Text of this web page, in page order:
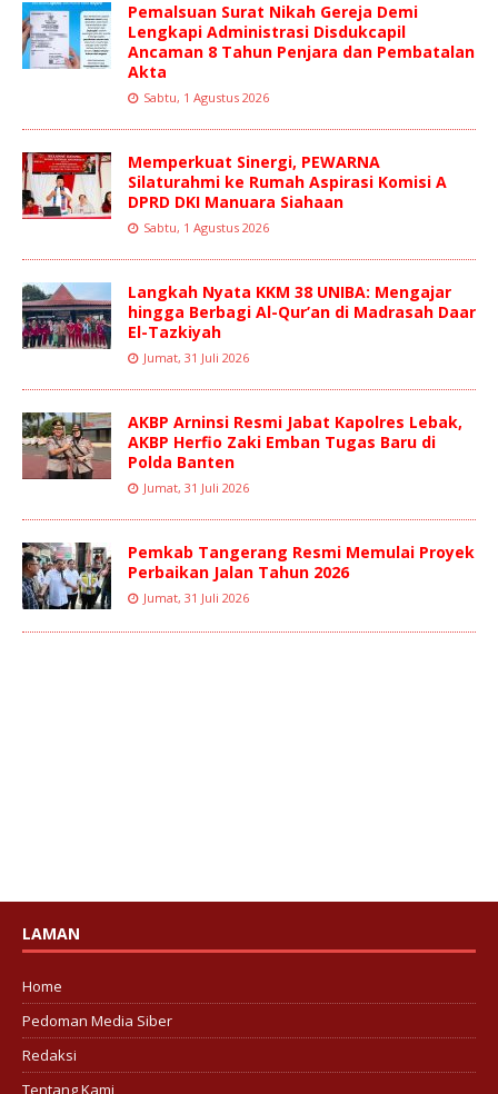
Pemalsuan Surat Nikah Gereja Demi
Lengkapi Administrasi Disdukcapil
Ancaman 8 Tahun Penjara dan Pembatalan
Akta
Sabtu, 1 Agustus 2026
Memperkuat Sinergi, PEWARNA
Silaturahmi ke Rumah Aspirasi Komisi A
DPRD DKI Manuara Siahaan
Sabtu, 1 Agustus 2026
Langkah Nyata KKM 38 UNIBA: Mengajar
hingga Berbagi Al-Qur’an di Madrasah Daar
El-Tazkiyah
Jumat, 31 Juli 2026
AKBP Arninsi Resmi Jabat Kapolres Lebak,
AKBP Herfio Zaki Emban Tugas Baru di
Polda Banten
Jumat, 31 Juli 2026
Pemkab Tangerang Resmi Memulai Proyek
Perbaikan Jalan Tahun 2026
Jumat, 31 Juli 2026
LAMAN
Home
Pedoman Media Siber
Redaksi
Tentang Kami